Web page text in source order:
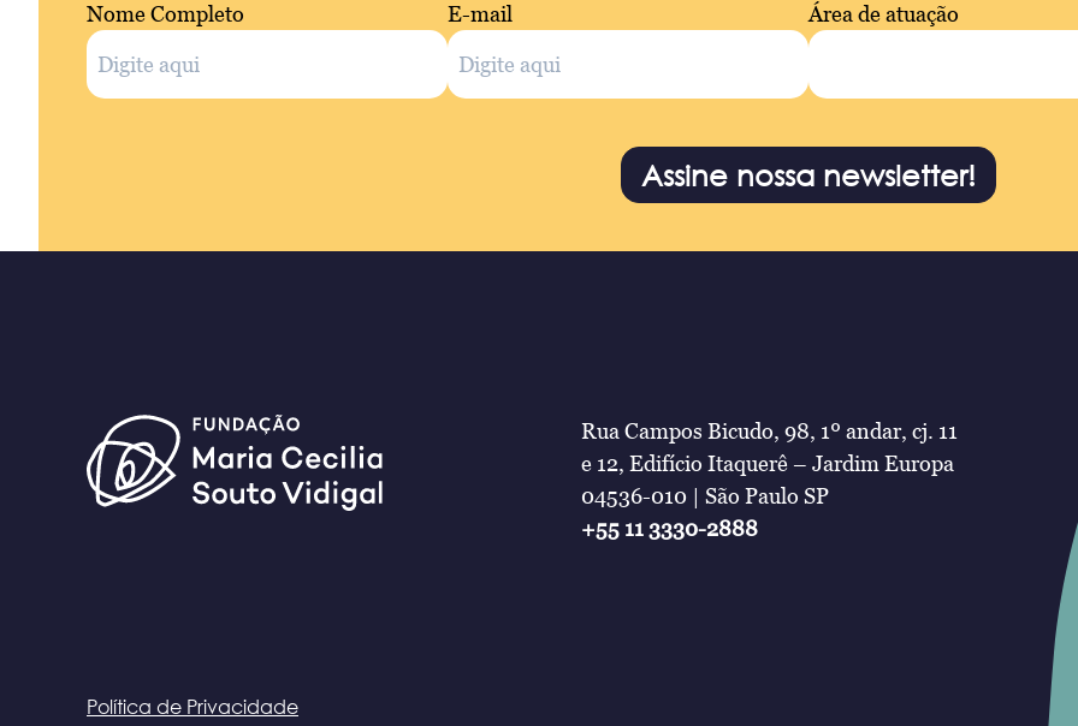
Nome Completo E-mail Área de atuação
Assine nossa newsletter!
Rua Campos Bicudo, 98, 1º andar, cj. 11
e 12, Edifício Itaquerê – Jardim Europa
04536-010 | São Paulo SP
+55 11 3330-2888
Política de Privacidade